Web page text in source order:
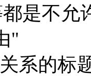
是不允
"
系的标